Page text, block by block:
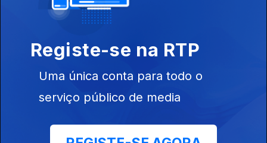
Registe-se na RTP
Uma única conta para todo o
serviço público de media